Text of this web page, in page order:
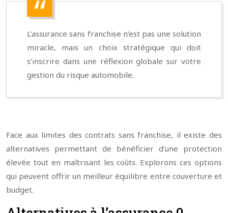
L’assurance sans franchise n’est pas une solution
miracle, mais un choix stratégique qui doit
s’inscrire dans une réflexion globale sur votre
gestion du risque automobile.
Face aux limites des contrats sans franchise, il existe des
alternatives permettant de bénéficier d’une protection
élevée tout en maîtrisant les coûts. Explorons ces options
qui peuvent offrir un meilleur équilibre entre couverture et
budget.